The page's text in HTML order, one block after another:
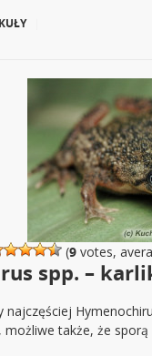
(9votes,
spp. –
najczęściej
możliwe także, że